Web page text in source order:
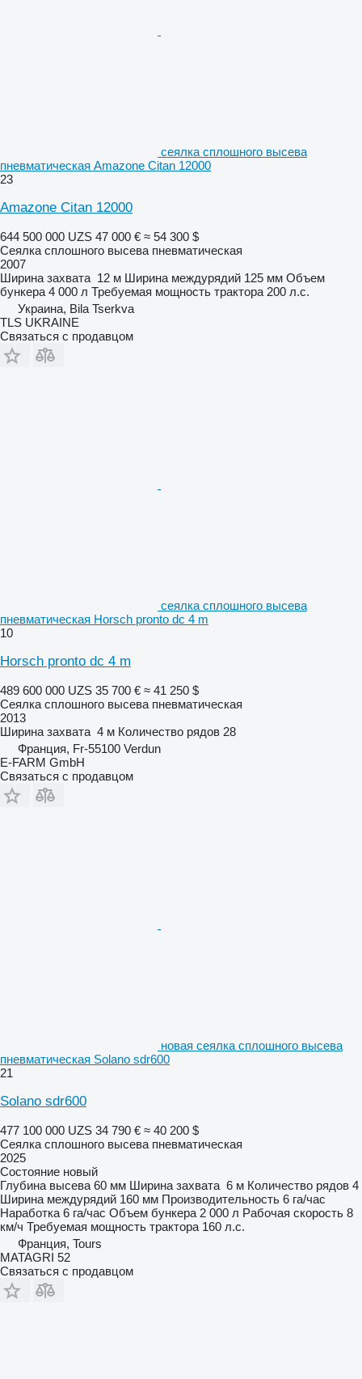
сеялка сплошного высева
пневматическая Amazone Citan 12000
23
Amazone Citan 12000
644 500 000 UZS 47 000 € ≈ 54 300 $
Сеялка сплошного высева пневматическая
2007
Ширина захвата 12 м Ширина междурядий 125 мм Объем
бункера 4 000 л Требуемая мощность трактора 200 л.с.
Украина, Bila Tserkva
TLS UKRAINE
Связаться с продавцом
сеялка сплошного высева
пневматическая Horsch pronto dc 4 m
10
Horsch pronto dc 4 m
489 600 000 UZS 35 700 € ≈ 41 250 $
Сеялка сплошного высева пневматическая
2013
Ширина захвата 4 м Количество рядов 28
Франция, Fr-55100 Verdun
E-FARM GmbH
Связаться с продавцом
новая сеялка сплошного высева
пневматическая Solano sdr600
21
Solano sdr600
477 100 000 UZS 34 790 € ≈ 40 200 $
Сеялка сплошного высева пневматическая
2025
Состояние новый
Глубина высева 60 мм Ширина захвата 6 м Количество рядов 4
Ширина междурядий 160 мм Производительность 6 га/час
Наработка 6 га/час Объем бункера 2 000 л Рабочая скорость 8
км/ч Требуемая мощность трактора 160 л.с.
Франция, Tours
MATAGRI 52
Связаться с продавцом